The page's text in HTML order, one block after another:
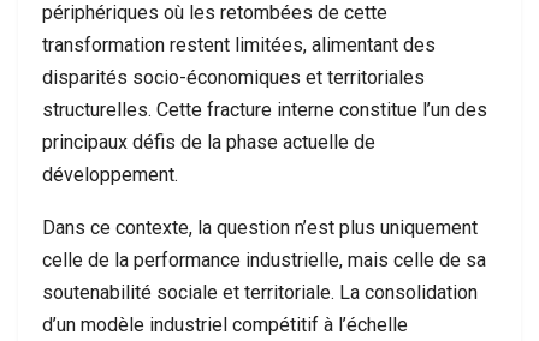
périphériques où les retombées de cette
transformation restent limitées, alimentant des
disparités socio-économiques et territoriales
structurelles. Cette fracture interne constitue l’un des
principaux défis de la phase actuelle de
développement.
Dans ce contexte, la question n’est plus uniquement
celle de la performance industrielle, mais celle de sa
soutenabilité sociale et territoriale. La consolidation
d’un modèle industriel compétitif à l’échelle